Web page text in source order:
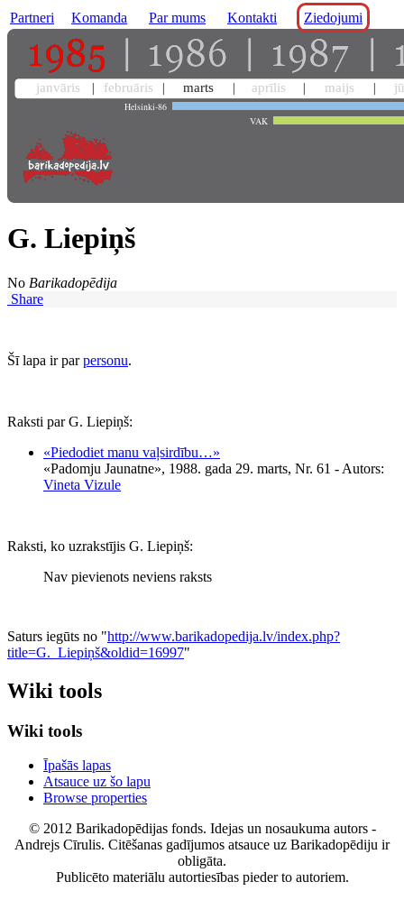
Partneri Komanda Par mums Kontakti Ziedojumi
janvāris februāris marts aprīlis maijs
Helsinki-86
VAK
G. Liepiņš
No Barikadopēdija
Share
Šī lapa ir parpersonu.
Raksti par G. Liepiņš:
«Piedodiet manu vaļsirdību…»
«Padomju Jaunatne», 1988. gada 29. marts, Nr. 61 - Autors:
Vineta Vizule
Raksti, ko uzrakstījis G. Liepiņš:
Nav pievienots neviens raksts
Saturs iegūts no "http://www.barikadopedija.lv/index.php?
title=G._Liepiņš&oldid=16997"
Wiki tools
Wiki tools
Īpašās lapas
Atsauce uz šo lapu
Browse properties
© 2012 Barikadopēdijas fonds. Idejas un nosaukuma autors -
Andrejs Cīrulis. Citēšanas gadījumos atsauce uz Barikadopēdiju ir
obligāta.
Publicēto materiālu autortiesības pieder to autoriem.